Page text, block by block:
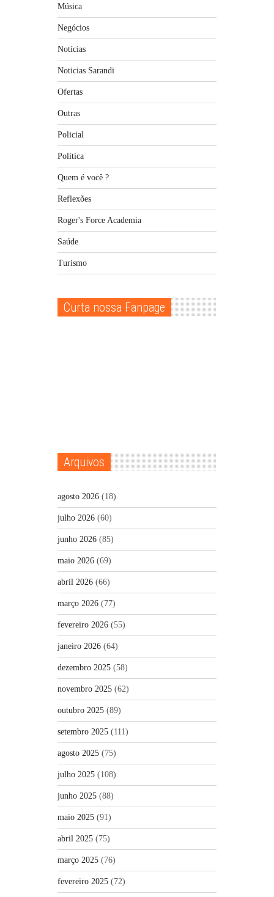
Música
Negócios
Notícias
Noticias Sarandi
Ofertas
Outras
Policial
Política
Quem é você ?
Reflexões
Roger's Force Academia
Saúde
Turismo
Curta nossa Fanpage
Arquivos
agosto 2026 (18)
julho 2026 (60)
junho 2026 (85)
maio 2026 (69)
abril 2026 (66)
março 2026 (77)
fevereiro 2026 (55)
janeiro 2026 (64)
dezembro 2025 (58)
novembro 2025 (62)
outubro 2025 (89)
setembro 2025 (111)
agosto 2025 (75)
julho 2025 (108)
junho 2025 (88)
maio 2025 (91)
abril 2025 (75)
março 2025 (76)
fevereiro 2025 (72)